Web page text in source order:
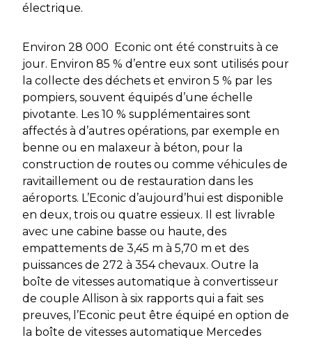
électrique.
Environ 28 000 Econic ont été construits à ce
jour. Environ 85 % d’entre eux sont utilisés pour
la collecte des déchets et environ 5 % par les
pompiers, souvent équipés d’une échelle
pivotante. Les 10 % supplémentaires sont
affectés à d’autres opérations, par exemple en
benne ou en malaxeur à béton, pour la
construction de routes ou comme véhicules de
ravitaillement ou de restauration dans les
aéroports. L’Econic d’aujourd’hui est disponible
en deux, trois ou quatre essieux. Il est livrable
avec une cabine basse ou haute, des
empattements de 3,45 m à 5,70 m et des
puissances de 272 à 354 chevaux. Outre la
boîte de vitesses automatique à convertisseur
de couple Allison à six rapports qui a fait ses
preuves, l’Econic peut être équipé en option de
la boîte de vitesses automatique Mercedes